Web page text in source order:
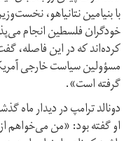
با بنیامین نتانیاهو،
خودگران فلسطین انجام
کرده‌اند که در این
مسؤولین سیاست خارجی
گرفته است».
دونالد ترامپ در دیدار ماه
او گفته بود: «من می‌خواهم